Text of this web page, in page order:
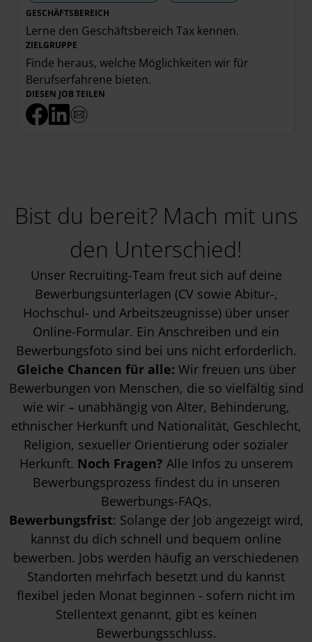
GESCHÄFTSBEREICH
Lerne den Geschäftsbereich Tax kennen.
ZIELGRUPPE
Finde heraus, welche Möglichkeiten wir für
Berufserfahrene bieten.
DIESEN JOB TEILEN
Bist du bereit? Mach mit uns
den Unterschied!
Unser Recruiting-Team freut sich auf deine
Bewerbungsunterlagen (CV sowie Abitur-,
Hochschul- und Arbeitszeugnisse) über unser
Online-Formular. Ein Anschreiben und ein
Bewerbungsfoto sind bei uns nicht erforderlich.
Gleiche Chancen für alle: Wir freuen uns über
Bewerbungen von Menschen, die so vielfältig sind
wie wir – unabhängig von Alter, Behinderung,
ethnischer Herkunft und Nationalität, Geschlecht,
Religion, sexueller Orientierung oder sozialer
Herkunft. Noch Fragen? Alle Infos zu unserem
Bewerbungsprozess findest du in unseren
Bewerbungs-FAQs.
Bewerbungsfrist: Solange der Job angezeigt wird,
kannst du dich schnell und bequem online
bewerben. Jobs werden häufig an verschiedenen
Standorten mehrfach besetzt und du kannst
flexibel jeden Monat beginnen - sofern nicht im
Stellentext genannt, gibt es keinen
Bewerbungsschluss.